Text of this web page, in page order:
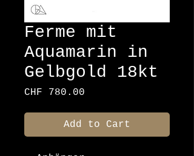
Ferme mit
Aquamarin in
Gelbgold 18kt
CHF 780.00
Add to Cart